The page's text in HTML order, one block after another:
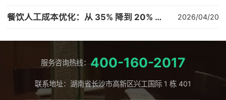
餐饮人工成本优化：从 35% 降到 20% 的完整方案 2026/04/20
服务咨询热线： 400-160-2017
联系地址：湖南省长沙市高新区兴工国际 1 栋 401